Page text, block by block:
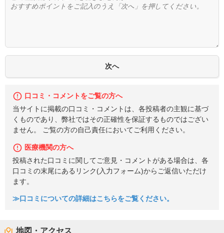
口コミ・コメントをご覧の方へ
当サイトに掲載の口コミ・コメントは、各投稿者の主観に基づ
くものであり、弊社ではその正確性を保証するものではござい
ません。 ご覧の方の自己責任においてご利用ください。
医療機関の方へ
投稿された口コミに関してご意見・コメントがある場合は、各
口コミの末尾にあるリンク(入力フォーム)からご返信いただけ
ます。
≫口コミについての詳細はこちらをご覧ください。
地図・アクセス